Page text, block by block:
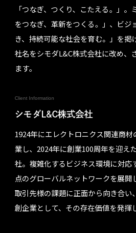
「つなぎ、つくり、こたえる。」
をつなぎ、革新をつくる。」、ビジ
き、持続可能な社会を育む。」を掲
社名をシモダL&C株式会社に改め、
ます。
Client Information
シモダL&C株式会社
1924年にエレクトロニクス関連商
業し、2024年に創業100周年を迎え
社。複雑化するビジネス環境に対応
点のグローバルネットワークを展開
取引先様の課題に正面から向き合い
創企業として、その存在価値を発揮